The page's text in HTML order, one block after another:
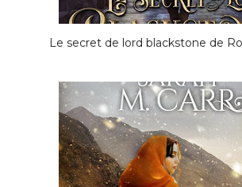
Le secret de lord blackstone de